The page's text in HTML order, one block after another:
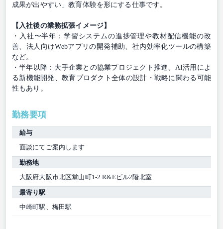
成果が出やすい」教育体験を形にする仕事です。
【入社後の業務拡張イメージ】
・入社〜半年：学習システムの進捗管理や教材配信機能の改
善、法人向けWebアプリの開発補助、社内効率化ツールの構築
など。
・半年以降：大手企業との協業プロジェクト推進、AI活用によ
る新機能開発、教育プロダクト全体の設計・戦略に関わる可能
性もあり。
勤務要項
給与
面談にてご案内します
勤務地
大阪府大阪市北区堂山町1-2 R&Eビル2階北室
最寄り駅
中崎町駅、梅田駅